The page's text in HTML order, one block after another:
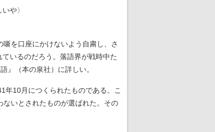
や〉
を口座にかけないよう自粛し、さ
いるのだろう。落語界が戦時中た
』（本の泉社）に詳しい。
10月につくられたものである。こ
いとされたものが選ばれた。その